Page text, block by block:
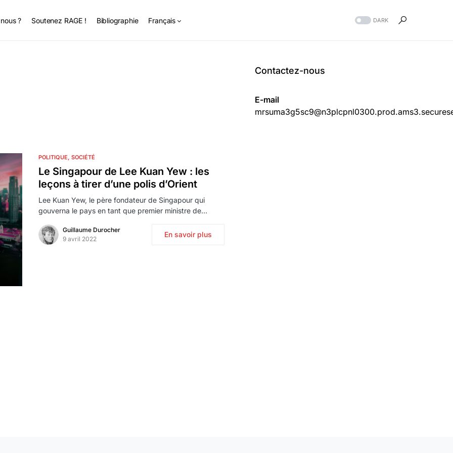
? Soutenez RAGE ! Bibliographie Français DARK
POLITIQUE SOCIÉTÉ
Le Singapour de Lee Kuan Yew : les
leçons à tirer d’une polis d’Orient
Lee Kuan Yew, le père fondateur de Singapour qui
gouverna le pays en tant que premier ministre de…
Guillaume Durocher
9 avril 2022
En savoir plus
Contactez-nous
E-mail